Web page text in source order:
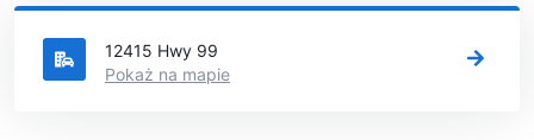
Zjednoczone chciałabyś wypożyczyć samochód.
12415 Hwy 99
Pokaż na mapie